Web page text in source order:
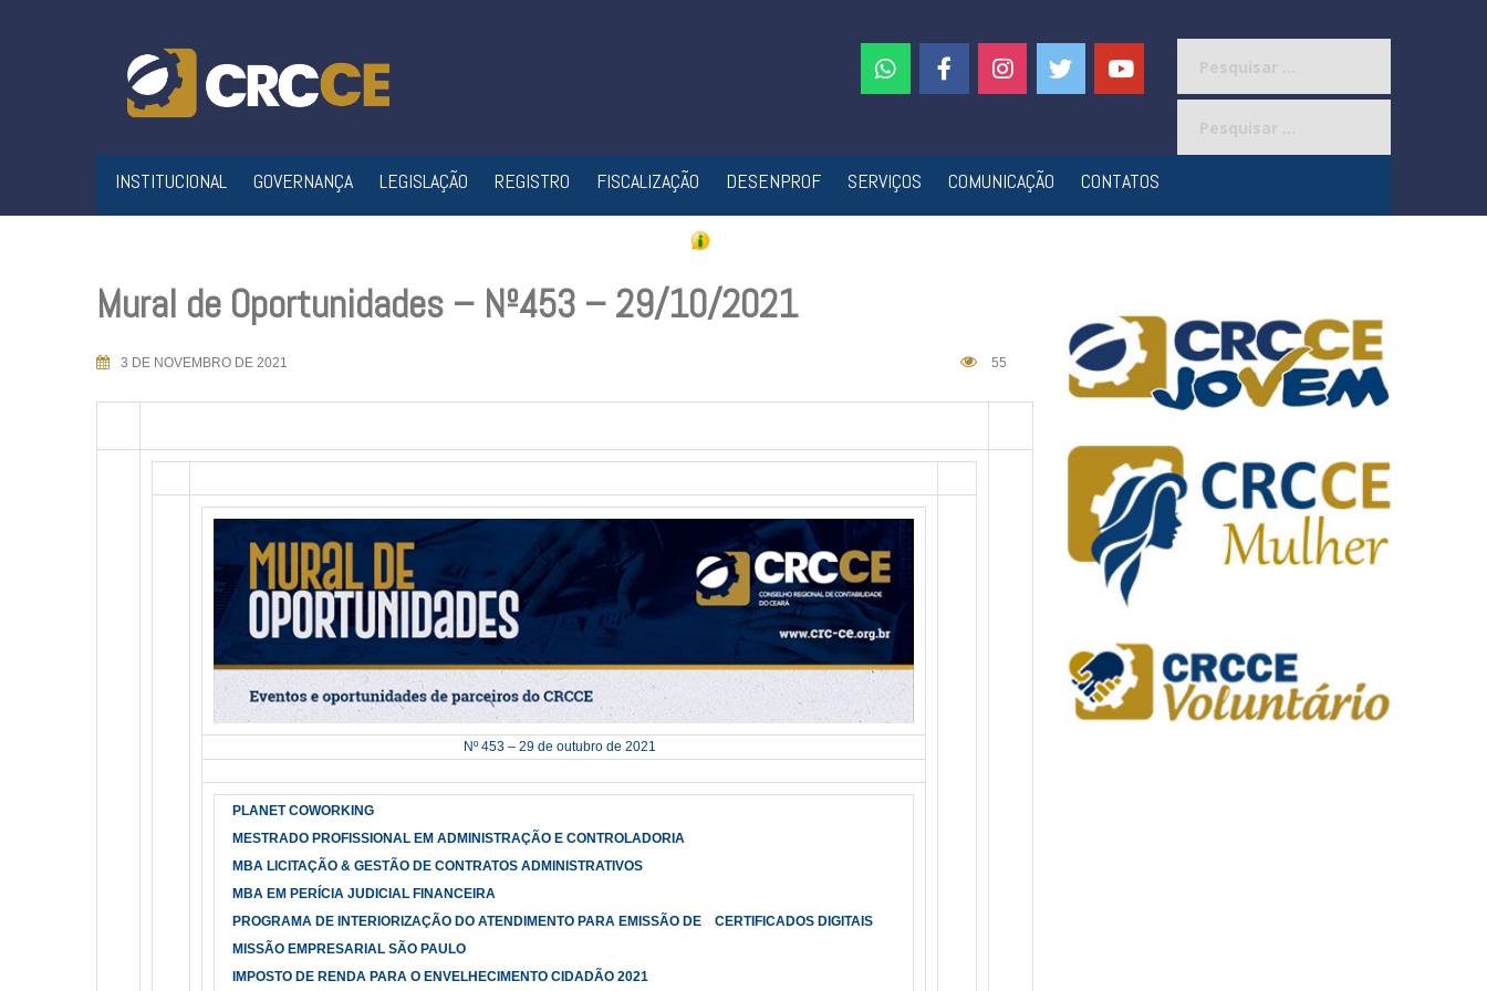
INSTITUCIONAL GOVERNANÇA LEGISLAÇÃO REGISTRO FISCALIZAÇÃO DESENPROF SERVIÇOS COMUNICAÇÃO CONTATOS
Mural de Oportunidades – Nº453 – 29/10/2021
3 DE NOVEMBRO DE 2021 55
Nº 453 – 29 de outubro de 2021
PLANET COWORKING
MESTRADO PROFISSIONAL EM ADMINISTRAÇÃO E CONTROLADORIA
MBA LICITAÇÃO & GESTÃO DE CONTRATOS ADMINISTRATIVOS
MBA EM PERÍCIA JUDICIAL FINANCEIRA
PROGRAMA DE INTERIORIZAÇÃO DO ATENDIMENTO PARA EMISSÃO DE CERTIFICADOS DIGITAIS
MISSÃO EMPRESARIAL SÃO PAULO
IMPOSTO DE RENDA PARA O ENVELHECIMENTO CIDADÃO 2021